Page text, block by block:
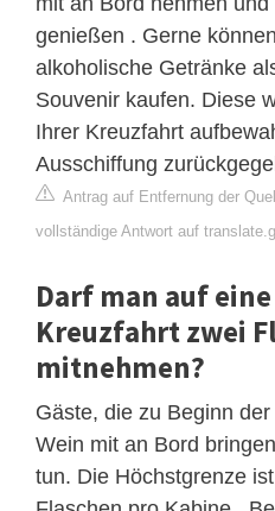
genießen . Gerne
alkoholische Getränke
Souvenir kaufen. Diese
Ihrer Kreuzfahrt
Ausschiffung
Antrag auf Entfernung der
vollständige Antwort auf
Darf man auf
Kreuzfahrt zwei
mitnehmen?
Gäste, die zu Beginn
Wein mit an Bord
tun. Die Höchstgrenze